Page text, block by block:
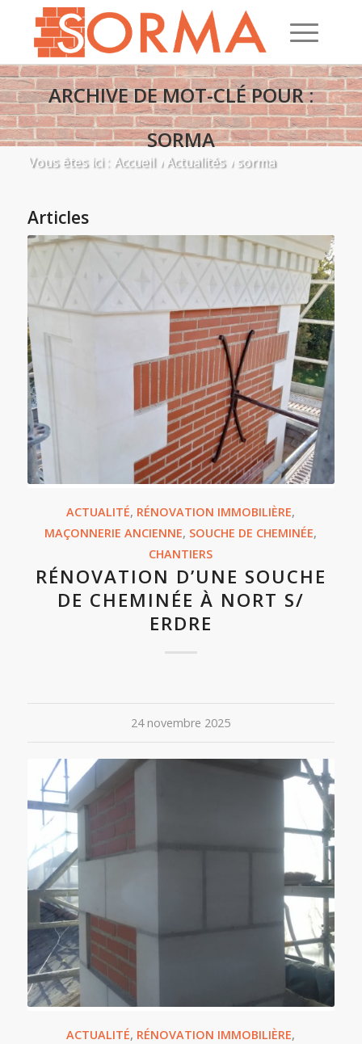
ARCHIVE DE MOT-CLÉ POUR :
SORMA
Vous êtes ici : Accueil / Actualités / sorma
Articles
ACTUALITÉ, RÉNOVATION IMMOBILIÈRE,
MAÇONNERIE ANCIENNE, SOUCHE DE CHEMINÉE,
CHANTIERS
RÉNOVATION D’UNE SOUCHE
DE CHEMINÉE À NORT S/
ERDRE
24 novembre 2025
ACTUALITÉ, RÉNOVATION IMMOBILIÈRE,